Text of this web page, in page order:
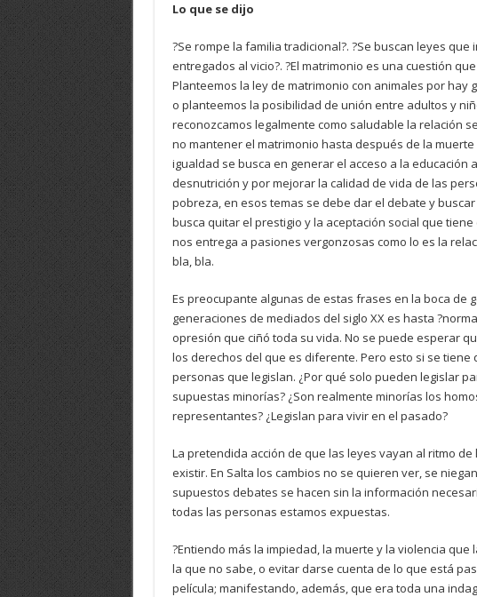
Lo que se dijo
?Se rompe la familia tradicional?. ?Se buscan leyes
entregados al vicio?. ?El matrimonio es una cuestión
Planteemos la ley de matrimonio con animales por
o planteemos la posibilidad de unión entre adultos y
reconozcamos legalmente como saludable la relación
no mantener el matrimonio hasta después de la
igualdad se busca en generar el acceso a la educación
desnutrición y por mejorar la calidad de vida de las
pobreza, en esos temas se debe dar el debate y
busca quitar el prestigio y la aceptación social que
nos entrega a pasiones vergonzosas como lo es la
bla, bla.
Es preocupante algunas de estas frases en la boca de
generaciones de mediados del siglo XX es hasta
opresión que ciñó toda su vida. No se puede esperar
los derechos del que es diferente. Pero esto si se
personas que legislan. ¿Por qué solo pueden legislar
supuestas minorías? ¿Son realmente minorías los
representantes? ¿Legislan para vivir en el pasado?
La pretendida acción de que las leyes vayan al ritmo
existir. En Salta los cambios no se quieren ver, se
supuestos debates se hacen sin la información
todas las personas estamos expuestas.
?Entiendo más la impiedad, la muerte y la violencia
la que no sabe, o evitar darse cuenta de lo que está
película; manifestando, además, que era toda una